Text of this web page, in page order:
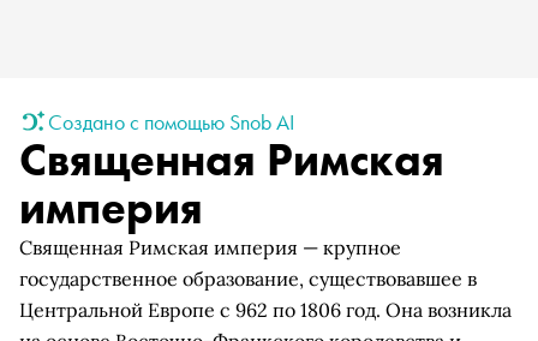
Создано с помощью Snob AI
Священная Римская
империя
Священная Римская империя — крупное
государственное образование, существовавшее в
Центральной Европе с 962 по 1806 год. Она возникла